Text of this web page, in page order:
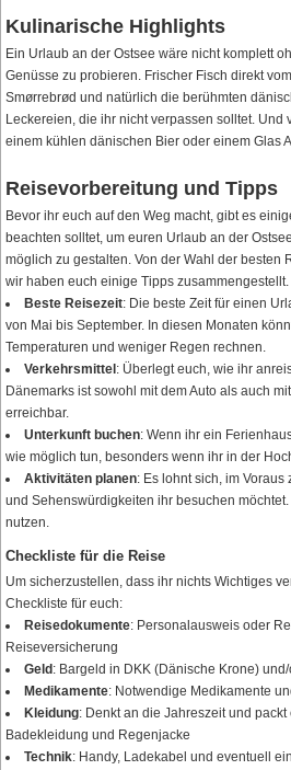
Kulinarische Highlights
Ein Urlaub an der Ostsee wäre nicht komplett
Genüsse zu probieren. Frischer Fisch direkt
Smørrebrød und natürlich die berühmten
Leckereien, die ihr nicht verpassen solltet. Und
einem kühlen dänischen Bier oder einem Glas
Reisevorbereitung und Tipps
Bevor ihr euch auf den Weg macht, gibt es
beachten solltet, um euren Urlaub an der
möglich zu gestalten. Von der Wahl der besten
wir haben euch einige Tipps zusammengestellt.
Beste Reisezeit: Die beste Zeit für einen
von Mai bis September. In diesen Monaten
Temperaturen und weniger Regen rechnen.
Verkehrsmittel : Überlegt euch, wie ihr
Dänemarks ist sowohl mit dem Auto als auch
erreichbar.
Unterkunft buchen: Wenn ihr ein
wie möglich tun, besonders wenn ihr in der
Aktivitäten planen: Es lohnt sich, im
und Sehenswürdigkeiten ihr besuchen
nutzen.
Checkliste für die Reise
Um sicherzustellen, dass ihr nichts Wichtiges
Checkliste für euch:
Reisedokumente: Personalausweis oder
Reiseversicherung
Geld : Bargeld in DKK (Dänische Krone)
Medikamente: Notwendige Medikamente
Kleidung: Denkt an die Jahreszeit und
Badekleidung und Regenjacke
Technik: Handy, Ladekabel und eventuell